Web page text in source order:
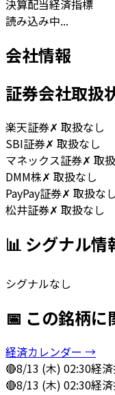
決算配当経済指標
読み込み中...
会社情報
証券会社取扱
楽天証券✗ 取扱なし
SBI証券✗ 取扱なし
マネックス証券✗ 取
DMM株✗ 取扱なし
PayPay証券✗ 取扱なし
松井証券✗ 取扱なし
📊 シグナル情
シグナルなし
📅 この銘柄に
経済カレンダー →
🔴8/13 (木) 02:30経
🔴8/13 (木) 02:30経